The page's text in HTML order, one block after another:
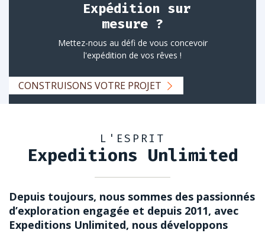
Expédition sur
mesure ?
Mettez-nous au défi de vous concevoir
l'expédition de vos rêves !
CONSTRUISONS VOTRE PROJET
L'ESPRIT
Expeditions Unlimited
Depuis toujours, nous sommes des passionnés
d’exploration engagée et depuis 2011, avec
Expeditions Unlimited, nous développons